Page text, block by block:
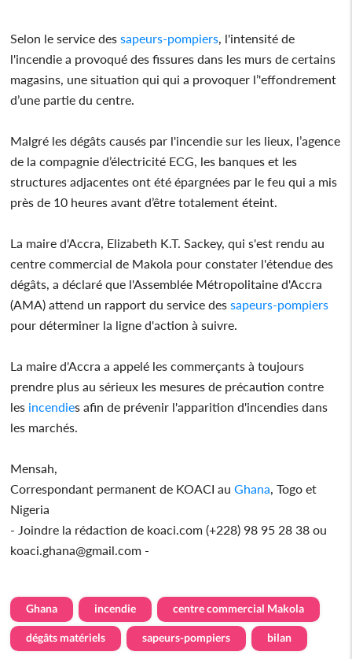
Selon le service des sapeurs-pompiers , l'intensité de
l'incendie a provoqué des fissures dans les murs de certains
magasins, une situation qui qui a provoquer l’'effondrement
d’une partie du centre.
Malgré les dégâts causés par l'incendie sur les lieux, l’agence
de la compagnie d’électricité ECG, les banques et les
structures adjacentes ont été épargnées par le feu qui a mis
près de 10 heures avant d’être totalement éteint.
La maire d'Accra, Elizabeth K.T. Sackey, qui s'est rendu au
centre commercial de Makola pour constater l'étendue des
dégâts, a déclaré que l'Assemblée Métropolitaine d'Accra
(AMA) attend un rapport du service des sapeurs-pompiers
pour déterminer la ligne d'action à suivre.
La maire d'Accra a appelé les commerçants à toujours
prendre plus au sérieux les mesures de précaution contre
les incendies afin de prévenir l'apparition d'incendies dans
les marchés.
Mensah,
Correspondant permanent de KOACI auGhana , Togo et
Nigeria
- Joindre la rédaction de koaci.com (+228) 98 95 28 38 ou
koaci.ghana@gmail.com -
Ghana incendie centre commercial Makola
dégâts matériels sapeurs-pompiers bilan